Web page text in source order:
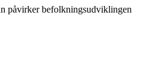
påvirker befolkningsudviklingen